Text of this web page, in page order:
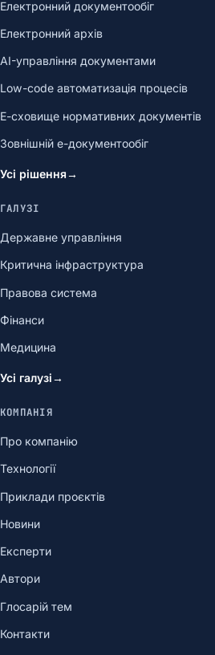
Електронний документообіг
Електронний архів
AI-управління документами
Low-code автоматизація процесів
Е-сховище нормативних документів
Зовнішній е-документообіг
Усі рішення→
ГАЛУЗІ
Державне управління
Критична інфраструктура
Правова система
Фінанси
Медицина
Усі галузі→
КОМПАНІЯ
Про компанію
Технології
Приклади проєктів
Новини
Експерти
Автори
Глосарій тем
Контакти